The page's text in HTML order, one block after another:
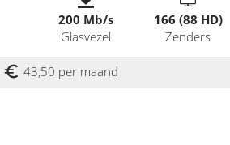
200 Mb/s
Glasvezel
166 (88 HD)
Zenders
43,50 per maand